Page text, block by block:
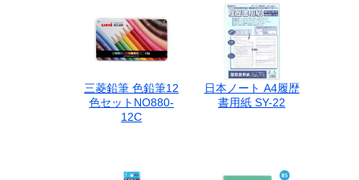
三菱鉛筆 色鉛筆12
色セットNO880-
12C
日本ノート A4履歴
書用紙 SY-22